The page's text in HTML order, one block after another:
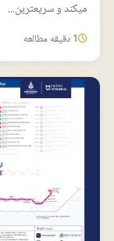
میکند و سریعترین...
1 دقیقه مطالعه